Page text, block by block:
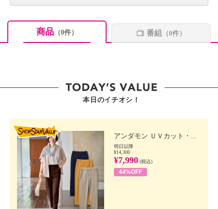
商品（0件） 番組 （0件）
本日のイチオシ！
アンダモン ＵＶカット・...
明日以降
¥14,300
¥7,990 (税込)
44%OFF